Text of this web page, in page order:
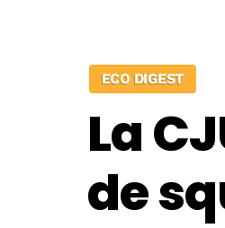
ECO DIGEST
La
de